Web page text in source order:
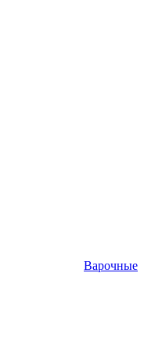
Варочные